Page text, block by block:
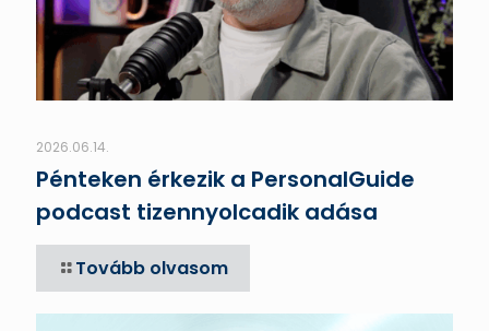
2026.06.14.
Pénteken érkezik a PersonalGuide
podcast tizennyolcadik adása
Tovább olvasom